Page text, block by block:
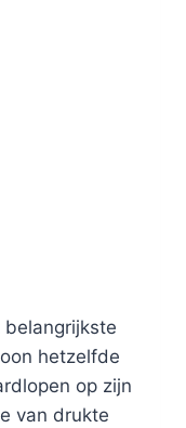
hetzelfde
op zijn
van drukte